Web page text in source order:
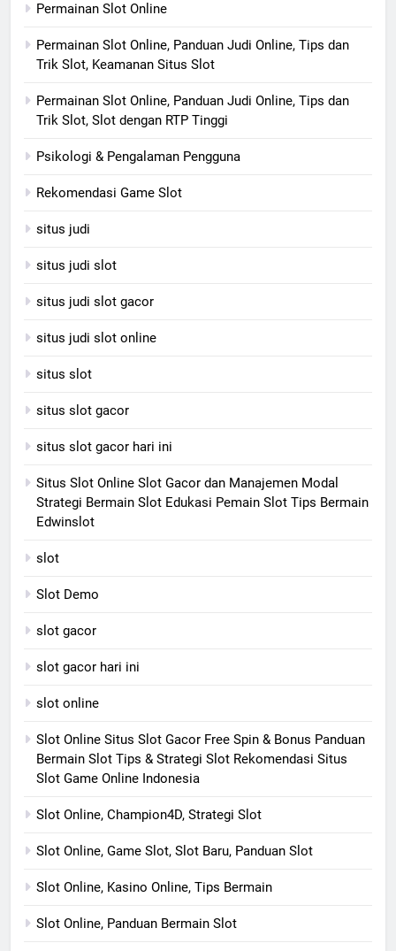
Permainan Slot Online
Permainan Slot Online, Panduan Judi Online, Tips dan
Trik Slot, Keamanan Situs Slot
Permainan Slot Online, Panduan Judi Online, Tips dan
Trik Slot, Slot dengan RTP Tinggi
Psikologi & Pengalaman Pengguna
Rekomendasi Game Slot
situs judi
situs judi slot
situs judi slot gacor
situs judi slot online
situs slot
situs slot gacor
situs slot gacor hari ini
Situs Slot Online Slot Gacor dan Manajemen Modal
Strategi Bermain Slot Edukasi Pemain Slot Tips Bermain
Edwinslot
slot
Slot Demo
slot gacor
slot gacor hari ini
slot online
Slot Online Situs Slot Gacor Free Spin & Bonus Panduan
Bermain Slot Tips & Strategi Slot Rekomendasi Situs
Slot Game Online Indonesia
Slot Online, Champion4D, Strategi Slot
Slot Online, Game Slot, Slot Baru, Panduan Slot
Slot Online, Kasino Online, Tips Bermain
Slot Online, Panduan Bermain Slot